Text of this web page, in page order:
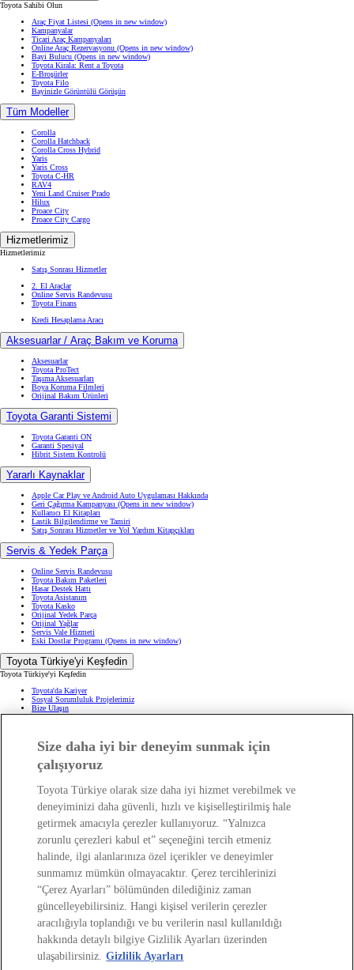
Toyota Sahibi Olun
Araç Fiyat Listesi (Opens in new window)
Kampanyalar
Ticari Araç Kampanyaları
Online Araç Rezervasyonu (Opens in new window)
Bayi Bulucu (Opens in new window)
Toyota Kirala: Rent a Toyota
E-Broşürler
Toyota Filo
Bayinizle Görüntülü Görüşün
Tüm Modeller
Corolla
Corolla Hatchback
Corolla Cross Hybrid
Yaris
Yaris Cross
Toyota C-HR
RAV4
Yeni Land Cruiser Prado
Hilux
Proace City
Proace City Cargo
Hizmetlerimiz
Hizmetlerimiz
Satış Sonrası Hizmetler
2. El Araçlar
Online Servis Randevusu
Toyota Finans
Kredi Hesaplama Aracı
Aksesuarlar / Araç Bakım ve Koruma
Aksesuarlar
Toyota ProTect
Taşıma Aksesuarları
Boya Koruma Filmleri
Orijinal Bakım Ürünleri
Toyota Garanti Sistemi
Toyota Garanti ON
Garanti Spesiyal
Hibrit Sistem Kontrolü
Yararlı Kaynaklar
Apple Car Play ve Android Auto Uygulaması Hakkında
Geri Çağırma Kampanyası (Opens in new window)
Kullanıcı El Kitapları
Lastik Bilgilendirme ve Tamiri
Satış Sonrası Hizmetler ve Yol Yardım Kitapçıkları
Servis & Yedek Parça
Online Servis Randevusu
Toyota Bakım Paketleri
Hasar Destek Hattı
Toyota Asistanım
Toyota Kasko
Orijinal Yedek Parça
Orijinal Yağlar
Servis Vale Hizmeti
Eski Dostlar Programı (Opens in new window)
Toyota Türkiye'yi Keşfedin
Toyota Türkiye'yi Keşfedin
Toyota'da Kariyer
Sosyal Sorumluluk Projelerimiz
Bize Ulaşın
Haberler ve Etkinlikler
Hafif Ticari: Toyota Professional
SUV
Toyota Blog
Ağaçlandırma Seferberliği
Yasal Bilgilendirme
Yasal Bilgilendirme
Yasal Uyarı ve Bilgilendirme
Çerez Politikası
Kişisel Verilerin Korunması
Kişisel Veri Paylaşımı ve İletişim İzni
Bilgi Toplumu Hizmetleri(Opens in new window)
TAKATA Hava Yastığı Geri Çağırma
Yakıt Ekonomisi ve CO2 Emisyonu
Kalite Standartları
Pazarlama Faaliyetleri İçin Açık Rıza
Web Erişilebilirlik Beyanı
Size daha iyi bir deneyim sunmak için
çalışıyoruz
Toyota Türkiye olarak size daha iyi hizmet verebilmek ve
deneyiminizi daha güvenli, hızlı ve kişiselleştirilmiş hale
getirmek amacıyla çerezler kullanıyoruz. “Yalnızca
zorunlu çerezleri kabul et” seçeneğini tercih etmeniz
halinde, ilgi alanlarınıza özel içerikler ve deneyimler
sunmamız mümkün olmayacaktır. Çerez tercihlerinizi
“Çerez Ayarları” bölümünden dilediğiniz zaman
güncelleyebilirsiniz. Hangi kişisel verilerin çerezler
aracılığıyla toplandığı ve bu verilerin nasıl kullanıldığı
hakkında detaylı bilgiye Gizlilik Ayarları üzerinden
ulaşabilirsiniz. Gizlilik Ayarları